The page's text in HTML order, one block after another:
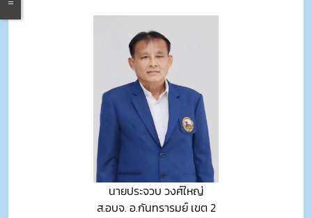
นายประจวบ วงศ์ใหญ่
ส.อบจ. อ.กันทรารมย์ เขต 2